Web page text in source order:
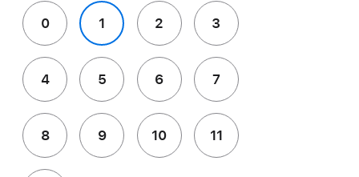
0 1 2 3
4 5 6 7
8 9 10 11